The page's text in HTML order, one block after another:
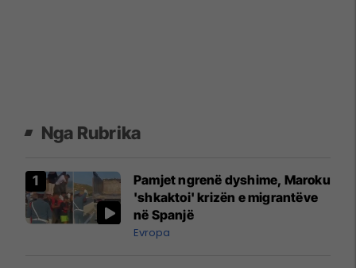
Nga Rubrika
Pamjet ngrenë dyshime, Maroku
'shkaktoi' krizën e migrantëve
në Spanjë
Evropa